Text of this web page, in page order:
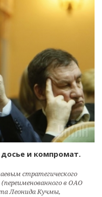
досье и компромат.
стратегического
в ОАО
Леонида Кучмы,